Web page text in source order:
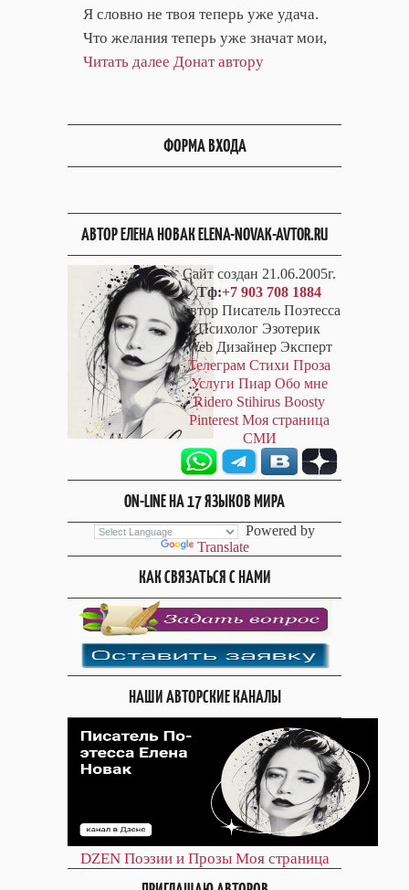
Я словно не твоя теперь уже удача.
Что желания теперь уже значат мои,
Читать далее Донат автору
ФОРМА ВХОДА
АВТОР ЕЛЕНА НОВАК ELENA-NOVAK-AVTOR.RU
Сайт создан 21.06.2005г.
Тф:+7 903 708 1884
Автор Писатель Поэтесса
Психолог Эзотерик
Web Дизайнер Эксперт
Телеграм Стихи Проза
Услуги Пиар Обо мне
Ridero Stihirus Boosty
Pinterest Моя страница
СМИ
ON-LINE НА 17 ЯЗЫКОВ МИРА
Powered by
Translate
КАК СВЯЗАТЬСЯ С НАМИ
НАШИ АВТОРСКИЕ КАНАЛЫ
DZEN Поэзии и Прозы Моя страница